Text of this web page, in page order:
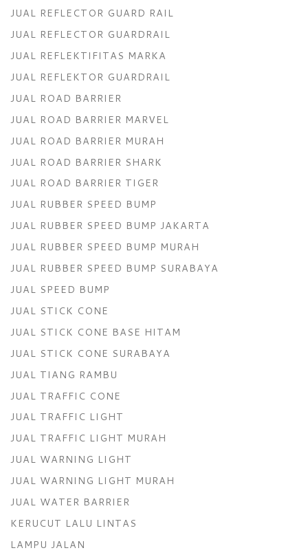
JUAL REFLECTOR GUARD RAIL
JUAL REFLECTOR GUARDRAIL
JUAL REFLEKTIFITAS MARKA
JUAL REFLEKTOR GUARDRAIL
JUAL ROAD BARRIER
JUAL ROAD BARRIER MARVEL
JUAL ROAD BARRIER MURAH
JUAL ROAD BARRIER SHARK
JUAL ROAD BARRIER TIGER
JUAL RUBBER SPEED BUMP
JUAL RUBBER SPEED BUMP JAKARTA
JUAL RUBBER SPEED BUMP MURAH
JUAL RUBBER SPEED BUMP SURABAYA
JUAL SPEED BUMP
JUAL STICK CONE
JUAL STICK CONE BASE HITAM
JUAL STICK CONE SURABAYA
JUAL TIANG RAMBU
JUAL TRAFFIC CONE
JUAL TRAFFIC LIGHT
JUAL TRAFFIC LIGHT MURAH
JUAL WARNING LIGHT
JUAL WARNING LIGHT MURAH
JUAL WATER BARRIER
KERUCUT LALU LINTAS
LAMPU JALAN